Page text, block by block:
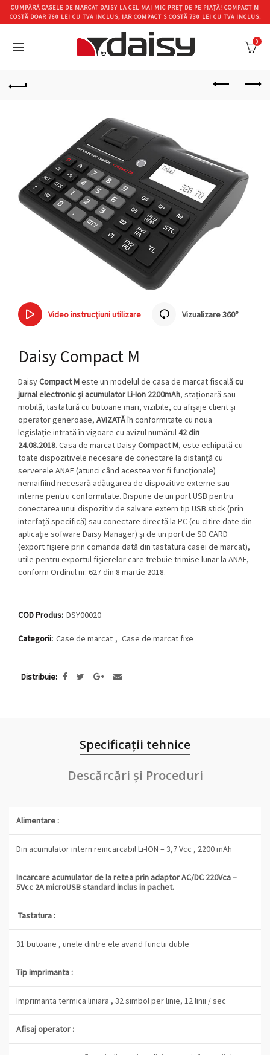
0
Video instrucțiuni utilizare Vizualizare 360°
Daisy Compact M
DaisyCompact Meste un modelul de casa de marcat fiscală cu
jurnal electronic și acumulator Li-Ion 2200mAh, staționară sau
mobilă, tastatură cu butoane mari, vizibile, cu afișaje client și
operator generoase, AVIZATĂîn conformitate cu noua
legislație intrată în vigoare cu avizul numărul42 din
24.08.2018. Casa de marcat DaisyCompact M, este echipată cu
toate dispozitivele necesare de conectare la distanță cu
serverele ANAF (atunci când acestea vor fi funcționale)
nemaifiind necesară adăugarea de dispozitive externe sau
interne pentru conformitate. Dispune de un port USB pentru
conectarea unui dispozitiv de salvare extern tip USB stick (prin
interfață specifică) sau conectare directă la PC (cu citire date din
aplicație sofware Daisy Manager) și de un port de SD CARD
(export fișiere prin comanda dată din tastatura casei de marcat),
utile pentru exportul fișierelor care trebuie trimise lunar la ANAF,
conform Ordinul nr. 627 din 8 martie 2018.
COD Produs: DSY00020
Categorii: Case de marcat , Case de marcat fixe
Distribuie
Specificații tehnice
Descărcări și Proceduri
Alimentare :
Din acumulator intern reincarcabil Li-ION – 3,7 Vcc , 2200 mAh
Incarcare acumulator de la retea prin adaptor AC/DC 220Vca –
5Vcc 2A microUSB standard inclus in pachet.
Tastatura :
31 butoane , unele dintre ele avand functii duble
Tip imprimanta :
Imprimanta termica liniara , 32 simbol per linie, 12 linii / sec
Afisaj operator :
CUMPĂRĂ CASELE DE MARCAT DAISY LA CEL MAI MIC PREȚ DE PE PIAȚĂ! COMPACT M
COSTĂ DOAR 760 LEI CU TVA INCLUS, IAR COMPACT S COSTĂ 730 LEI CU TVA INCLUS.